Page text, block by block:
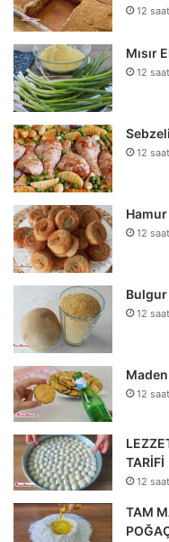
12
Mısır
12
12
12
12
12
TARİFİ
12
TAM